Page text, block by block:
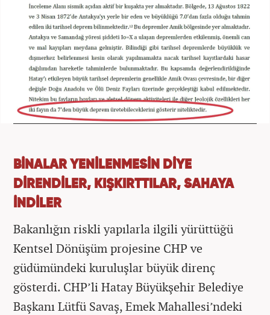
BİNALAR YENİLENMESİN DİYE
DİRENDİLER, KIŞKIRTTILAR, SAHAYA
İNDİLER
Bakanlığın riskli yapılarla ilgili yürüttüğü
Kentsel Dönüşüm projesine CHP ve
güdümündeki kuruluşlar büyük direnç
gösterdi. CHP’li Hatay Büyükşehir Belediye
Başkanı Lütfü Savaş, Emek Mahallesi’ndeki